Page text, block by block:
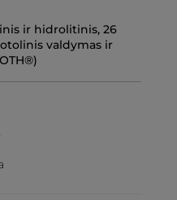
ir hidrolitinis, 26
valdymas ir